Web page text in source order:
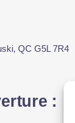
QC G5L 7R4
: